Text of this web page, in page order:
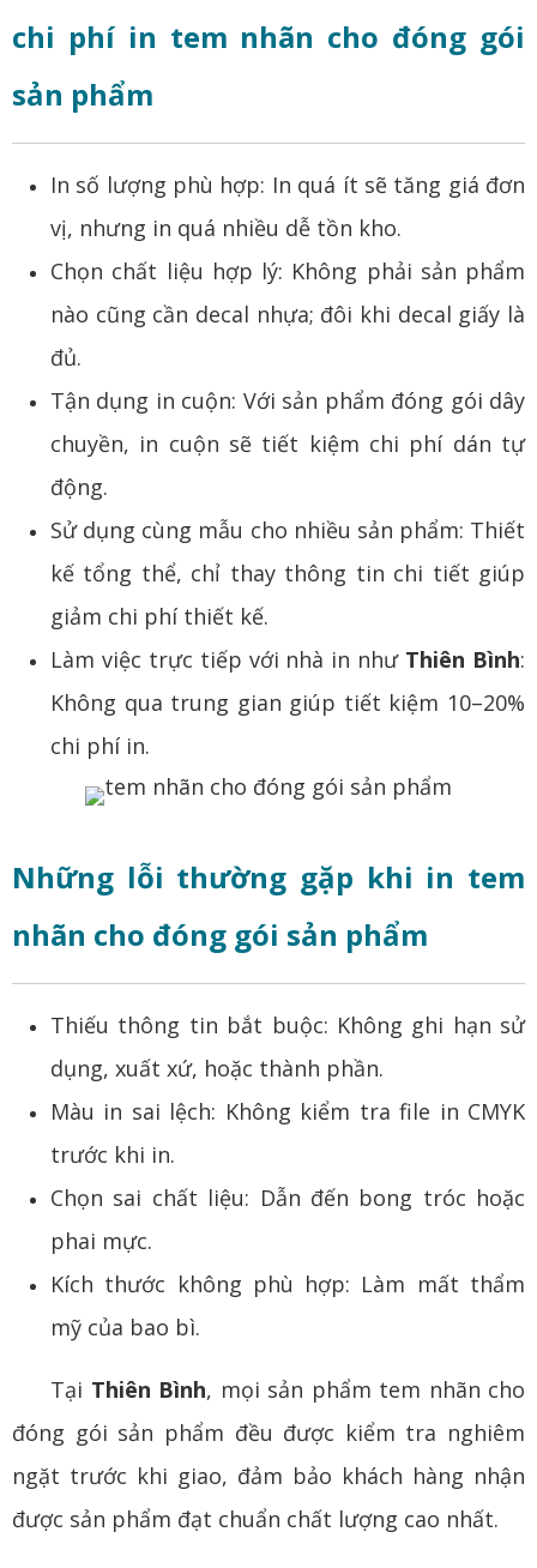
chi phí in tem nhãn cho đóng gói
sản phẩm
In số lượng phù hợp: In quá ít sẽ tăng giá đơn
vị, nhưng in quá nhiều dễ tồn kho.
Chọn chất liệu hợp lý: Không phải sản phẩm
nào cũng cần decal nhựa; đôi khi decal giấy là
đủ.
Tận dụng in cuộn: Với sản phẩm đóng gói dây
chuyền, in cuộn sẽ tiết kiệm chi phí dán tự
động.
Sử dụng cùng mẫu cho nhiều sản phẩm: Thiết
kế tổng thể, chỉ thay thông tin chi tiết giúp
giảm chi phí thiết kế.
Làm việc trực tiếp với nhà in như Thiên Bình:
Không qua trung gian giúp tiết kiệm 10–20%
chi phí in.
Những lỗi thường gặp khi in tem
nhãn cho đóng gói sản phẩm
Thiếu thông tin bắt buộc: Không ghi hạn sử
dụng, xuất xứ, hoặc thành phần.
Màu in sai lệch: Không kiểm tra file in CMYK
trước khi in.
Chọn sai chất liệu: Dẫn đến bong tróc hoặc
phai mực.
Kích thước không phù hợp: Làm mất thẩm
mỹ của bao bì.
Tại Thiên Bình, mọi sản phẩm tem nhãn cho
đóng gói sản phẩm đều được kiểm tra nghiêm
ngặt trước khi giao, đảm bảo khách hàng nhận
được sản phẩm đạt chuẩn chất lượng cao nhất.